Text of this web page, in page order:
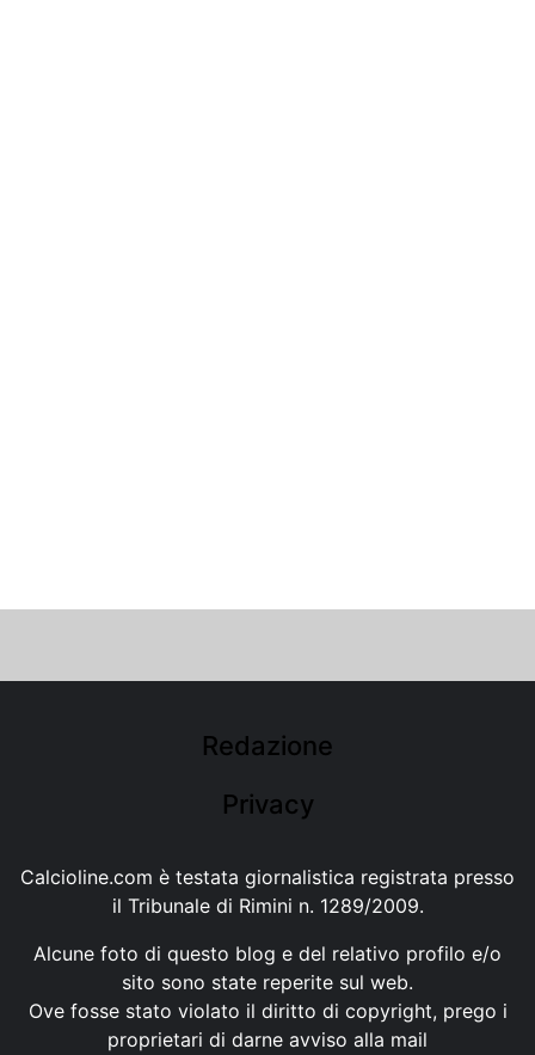
Redazione
Privacy
Calcioline.com è testata giornalistica registrata presso
il Tribunale di Rimini n. 1289/2009.
Alcune foto di questo blog e del relativo profilo e/o
sito sono state reperite sul web.
Ove fosse stato violato il diritto di copyright, prego i
proprietari di darne avviso alla mail